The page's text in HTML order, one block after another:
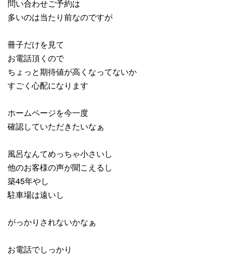
問い合わせご予約は
多いのは当たり前なのですが
冊子だけを見て
お電話頂くので
ちょっと期待値が高くなってないか
すごく心配になります
ホームページを今一度
確認していただきたいなぁ
風呂なんてめっちゃ小さいし
他のお客様の声が聞こえるし
築45年やし
駐車場は遠いし
がっかりされないかなぁ
お電話でしっかり